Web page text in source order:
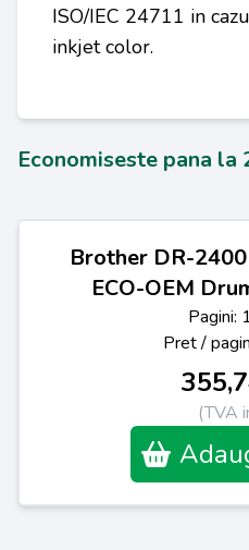
ISO/IEC 24711 in
inkjet color.
Economiseste pana la
Brother DR-
ECO-OEM
Pagini:
Pret /
(TVA